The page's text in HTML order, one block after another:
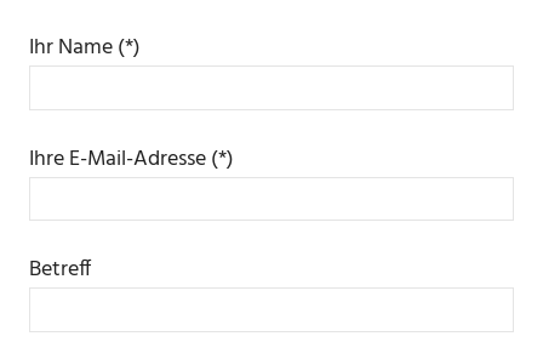
Ihr Name (*)
Ihre E-Mail-Adresse (*)
Betreff